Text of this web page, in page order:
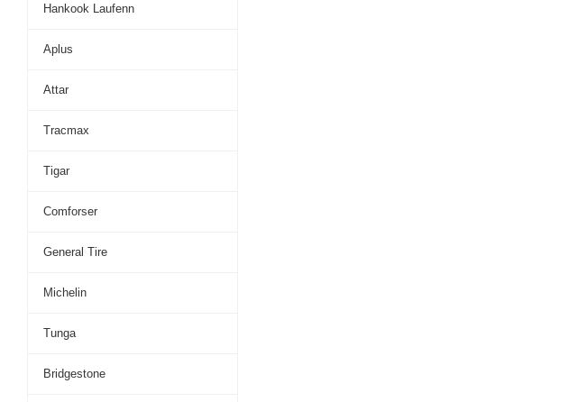
Hankook Laufenn
Aplus
Attar
Tracmax
Tigar
Comforser
General Tire
Michelin
Tunga
Bridgestone